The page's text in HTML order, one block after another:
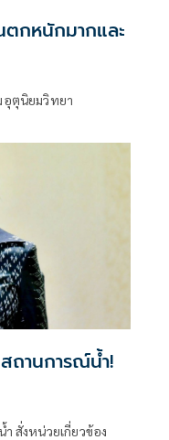
กหนักมากและ
อุตุนิยมวิทยา
ถานการณ์น้ำ!
สั่งหน่วยเกี่ยวข้อง